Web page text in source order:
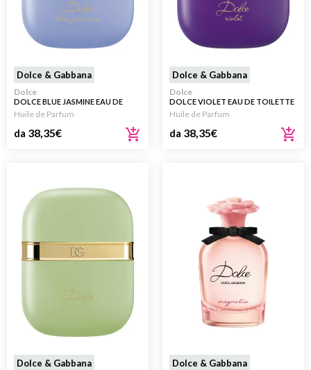
Dolce & Gabbana
Dolce
DOLCE BLUE JASMINE EAU DE
PARFUM PERFUME GEL
Huile de Parfum
da 38,35€
Dolce & Gabbana
Dolce
DOLCE VIOLET EAU DE TOILETTE
PERFUME GEL
Huile de Parfum
da 38,35€
Dolce & Gabbana Dolce & Gabbana